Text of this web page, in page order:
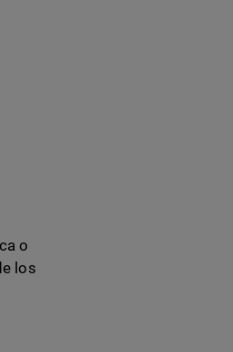
o
los